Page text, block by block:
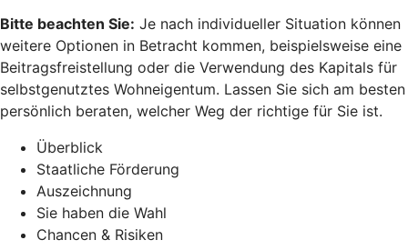
Bitte beachten Sie: Je nach individueller Situation können
weitere Optionen in Betracht kommen, beispielsweise eine
Beitragsfreistellung oder die Verwendung des Kapitals für
selbstgenutztes Wohneigentum. Lassen Sie sich am besten
persönlich beraten, welcher Weg der richtige für Sie ist.
Überblick
Staatliche Förderung
Auszeichnung
Sie haben die Wahl
Chancen & Risiken